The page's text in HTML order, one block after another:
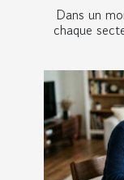
Dans un
chaque